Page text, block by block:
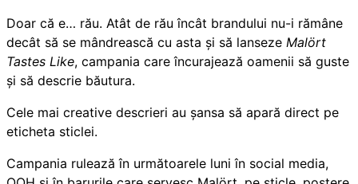
Doar că e… rău. Atât de rău încât brandului nu-i rămâne
decât să se mândrească cu asta și să lanseze Malört
Tastes Like, campania care încurajează oamenii să guste
și să descrie băutura.
Cele mai creative descrieri au șansa să apară direct pe
eticheta sticlei.
Campania rulează în următoarele luni în social media,